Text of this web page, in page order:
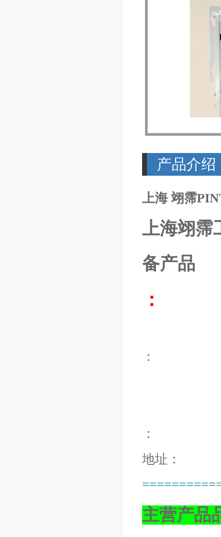
产品介绍
上海 翊霈
上海翊霈
备产品
：
：
：
地址：
主营产品